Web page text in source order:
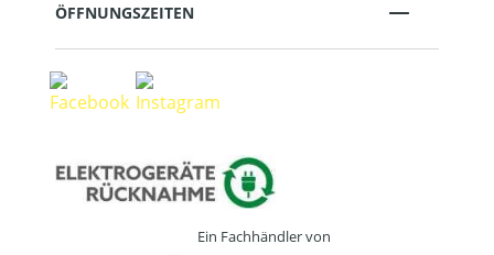
ÖFFNUNGSZEITEN
Ein Fachhändler von